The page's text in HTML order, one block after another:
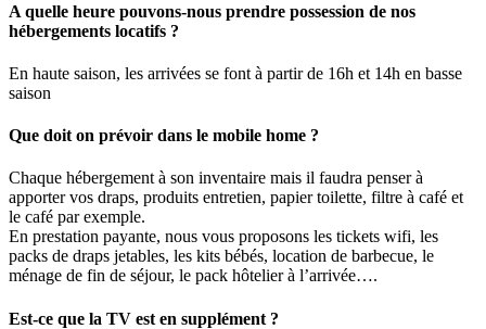
A quelle heure pouvons-nous prendre possession de nos
hébergements locatifs ?
En haute saison, les arrivées se font à partir de 16h et 14h en basse
saison
Que doit on prévoir dans le mobile home ?
Chaque hébergement à son inventaire mais il faudra penser à
apporter vos draps, produits entretien, papier toilette, filtre à café et
le café par exemple.
En prestation payante, nous vous proposons les tickets wifi, les
packs de draps jetables, les kits bébés, location de barbecue, le
ménage de fin de séjour, le pack hôtelier à l’arrivée….
Est-ce que la TV est en supplément ?